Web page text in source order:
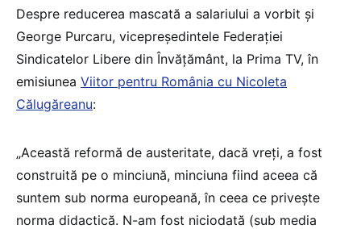
Despre reducerea mascată a salariului a vorbit și
George Purcaru, vicepreședintele Federației
Sindicatelor Libere din Învățământ, la Prima TV, în
emisiunea Viitor pentru România cu Nicoleta
Călugăreanu:
„Această reformă de austeritate, dacă vreți, a fost
construită pe o minciună, minciuna fiind aceea că
suntem sub norma europeană, în ceea ce privește
norma didactică. N-am fost niciodată (sub media